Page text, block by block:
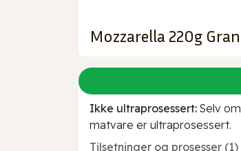
Mozzarella 220g
Ikke ultraprosessert: Selv
matvare er ultraprosessert.
Tilsetninger og prosesser (1)